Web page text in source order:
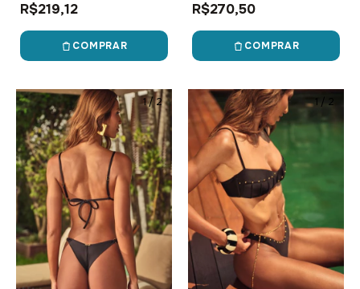
R$219,12
COMPRAR
R$270,50
COMPRAR
1/2 1/ 2